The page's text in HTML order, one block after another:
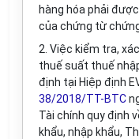
hàng hóa phải
của chứng từ
2. Việc kiểm tra,
thuế suất thuế
định tại Hiệp định
38/2018/TT-BTC
Tài chính quy định
khẩu, nhập khẩu,